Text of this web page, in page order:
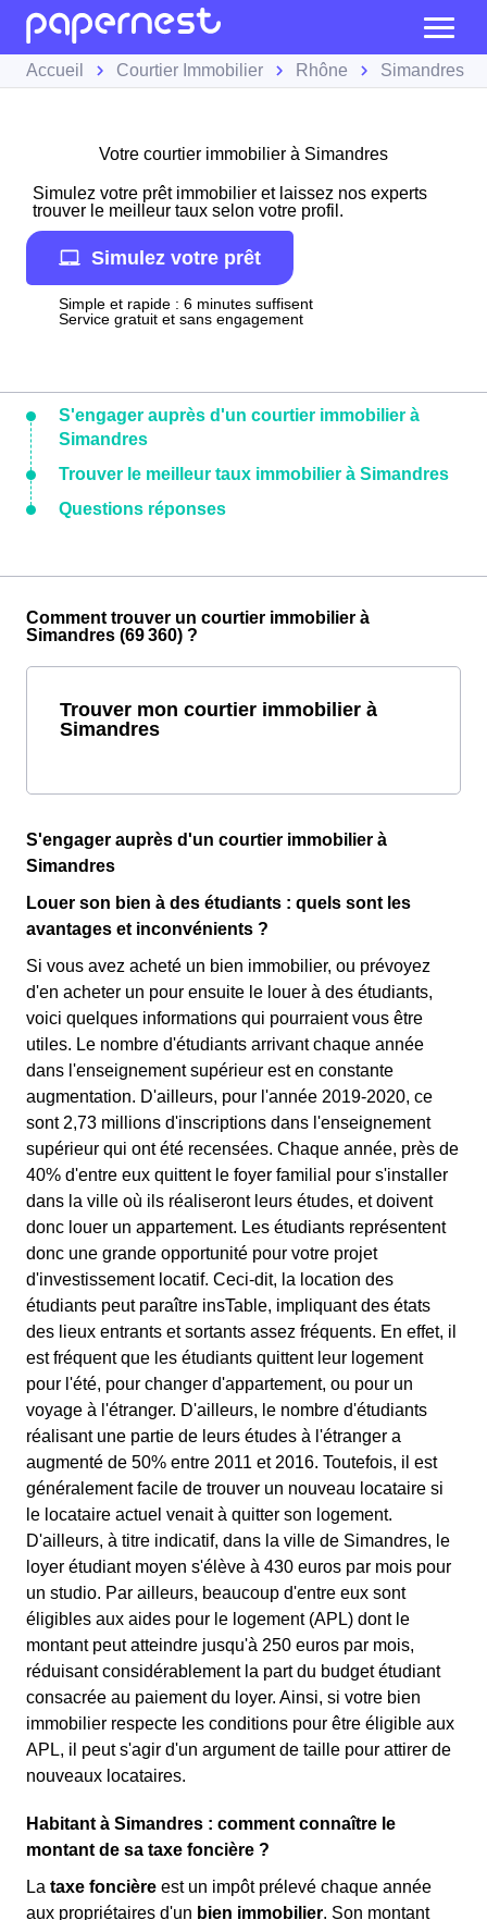
Accueil Courtier Immobilier Rhône Simandres
Votre courtier immobilier à Simandres
Simulez votre prêt immobilier et laissez nos experts
trouver le meilleur taux selon votre profil.
Simulez votre prêt
Simple et rapide : 6 minutes suffisent
Service gratuit et sans engagement
S'engager auprès d'un courtier immobilier à
Simandres
Trouver le meilleur taux immobilier à Simandres
Questions réponses
Comment trouver un courtier immobilier à
Simandres (69 360) ?
Trouver mon courtier immobilier à
Simandres
S'engager auprès d'un courtier immobilier à
Simandres
Louer son bien à des étudiants : quels sont les
avantages et inconvénients ?
Si vous avez acheté un bien immobilier, ou prévoyez
d'en acheter un pour ensuite le louer à des étudiants,
voici quelques informations qui pourraient vous être
utiles. Le nombre d'étudiants arrivant chaque année
dans l'enseignement supérieur est en constante
augmentation. D'ailleurs, pour l'année 2019-2020, ce
sont 2,73 millions d'inscriptions dans l'enseignement
supérieur qui ont été recensées. Chaque année, près de
40% d'entre eux quittent le foyer familial pour s'installer
dans la ville où ils réaliseront leurs études, et doivent
donc louer un appartement. Les étudiants représentent
donc une grande opportunité pour votre projet
d'investissement locatif. Ceci-dit, la location des
étudiants peut paraître insTable, impliquant des états
des lieux entrants et sortants assez fréquents. En effet, il
est fréquent que les étudiants quittent leur logement
pour l'été, pour changer d'appartement, ou pour un
voyage à l'étranger. D'ailleurs, le nombre d'étudiants
réalisant une partie de leurs études à l'étranger a
augmenté de 50% entre 2011 et 2016. Toutefois, il est
généralement facile de trouver un nouveau locataire si
le locataire actuel venait à quitter son logement.
D'ailleurs, à titre indicatif, dans la ville de Simandres, le
loyer étudiant moyen s'élève à 430 euros par mois pour
un studio. Par ailleurs, beaucoup d'entre eux sont
éligibles aux aides pour le logement (APL) dont le
montant peut atteindre jusqu'à 250 euros par mois,
réduisant considérablement la part du budget étudiant
consacrée au paiement du loyer. Ainsi, si votre bien
immobilier respecte les conditions pour être éligible aux
APL, il peut s'agir d'un argument de taille pour attirer de
nouveaux locataires.
Habitant à Simandres : comment connaître le
montant de sa taxe foncière ?
La taxe foncière est un impôt prélevé chaque année
aux propriétaires d'un bien immobilier. Son montant